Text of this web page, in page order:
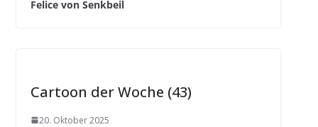
Felice von Senkbeil
Cartoon der Woche (43)
20. Oktober 2025